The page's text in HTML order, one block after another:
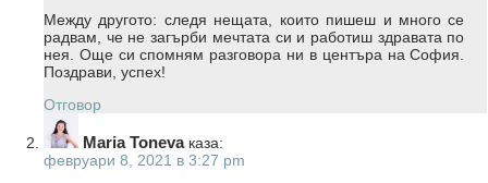
Между другото: следя нещата, които пишеш и много се
радвам, че не загърби мечтата си и работиш здравата по
нея. Още си спомням разговора ни в центъра на София.
Поздрави, успех!
Отговор
Maria Toneva каза:
февруари 8, 2021 в 3:27 pm